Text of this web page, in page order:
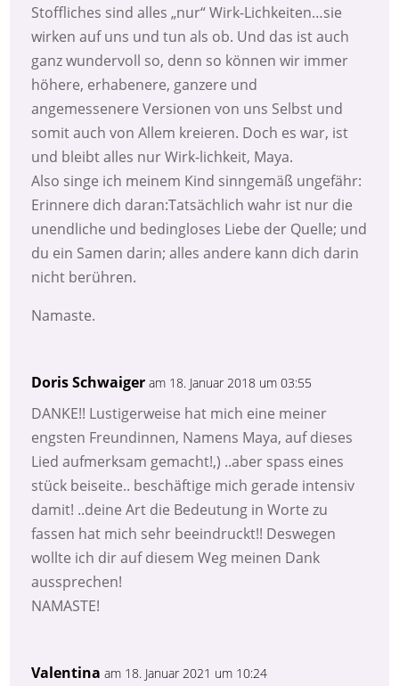
Stoffliches sind alles „nur“ Wirk-Lichkeiten…sie
wirken auf uns und tun als ob. Und das ist auch
ganz wundervoll so, denn so können wir immer
höhere, erhabenere, ganzere und
angemessenere Versionen von uns Selbst und
somit auch von Allem kreieren. Doch es war, ist
und bleibt alles nur Wirk-lichkeit, Maya.
Also singe ich meinem Kind sinngemäß ungefähr:
Erinnere dich daran:Tatsächlich wahr ist nur die
unendliche und bedingloses Liebe der Quelle; und
du ein Samen darin; alles andere kann dich darin
nicht berühren.
Namaste.
Doris Schwaiger am 18. Januar 2018 um 03:55
DANKE!! Lustigerweise hat mich eine meiner
engsten Freundinnen, Namens Maya, auf dieses
Lied aufmerksam gemacht!,) ..aber spass eines
stück beiseite.. beschäftige mich gerade intensiv
damit! ..deine Art die Bedeutung in Worte zu
fassen hat mich sehr beeindruckt!! Deswegen
wollte ich dir auf diesem Weg meinen Dank
aussprechen!
NAMASTE!
Valentina am 18. Januar 2021 um 10:24